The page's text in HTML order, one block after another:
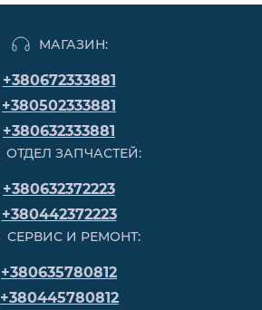
МАГАЗИН:
+380672333881
+380502333881
+380632333881
ОТДЕЛ ЗАПЧАСТЕЙ:
+380632372223
+380442372223
СЕРВИС И РЕМОНТ:
+380635780812
+380445780812